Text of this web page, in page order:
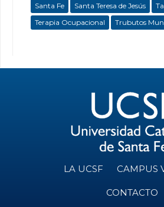
Santa Fe
Santa Teresa de Jesús
Terapia Ocupacional
Trubutos
LA UCSF CAMPUS
CONTACTO